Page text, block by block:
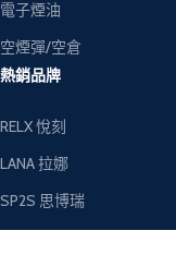
電子煙油
空煙彈/空倉
熱銷品牌
RELX 悅刻
LANA 拉娜
SP2S 思博瑞